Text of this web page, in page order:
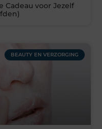
Cadeau voor Jezelf
BEAUTY EN VERZORGING